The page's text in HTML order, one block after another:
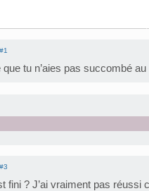
#1
que tu n’aies pas succombé
#3
fini ? J’ai vraiment pas réussi